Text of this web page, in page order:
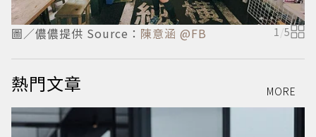
圖／儂儂提供 Source： 陳意涵 @FB 1 /5
熱門文章 MORE